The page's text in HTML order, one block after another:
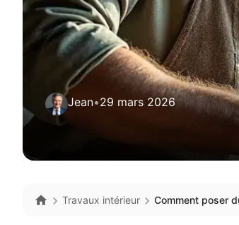
Jean•29 mars 2026
Travaux intérieur Comment poser